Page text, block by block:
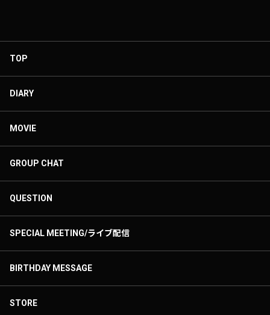
TOP
DIARY
MOVIE
GROUP CHAT
QUESTION
SPECIAL MEETING/ライブ配信
BIRTHDAY MESSAGE
STORE